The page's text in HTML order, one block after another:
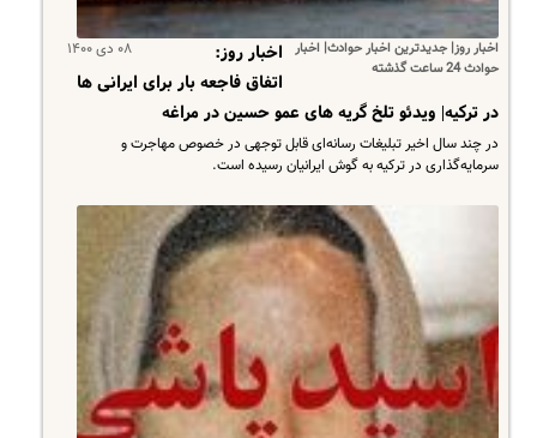
اخبار روز| جدیدترین اخبار حوادث| اخبار
حوادث 24 ساعت گذشته
۰۸ دی ۱۴۰۰
اخبار روز:
اتفاق فاجعه بار برای ایرانی ها
در ترکیه| ویدئو تلخ گریه های عمو حسین در مراغه
در چند سال اخیر تبلیغات رسانه‌ای قابل توجهی در خصوص مهاجرت و
سرمایه‌گذاری در ترکیه به گوش ایرانیان رسیده است.